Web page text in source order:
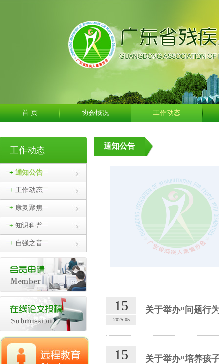
首 页 协会概况 工作动态
工作动态
+ 通知公告
+ 工作动态
+ 康复聚焦
+ 知识科普
+ 自强之音
通知公告
协会单位会员...
东省残疾人康复协会单位会员的函.pdf
15
2025-05
关于举办“问题行
15 关于举办“培养孩